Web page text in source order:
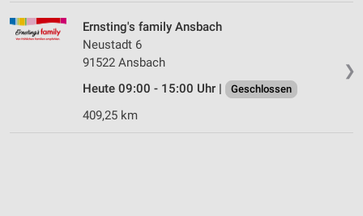
❯
Ernsting's family Ansbach
Neustadt 6
91522 Ansbach
Heute 09:00 - 15:00 Uhr |
Geschlossen
409,25 km